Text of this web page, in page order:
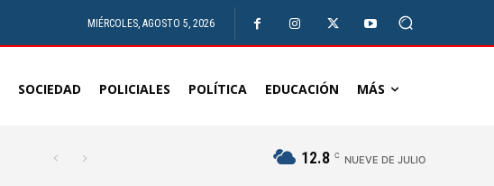
MIÉRCOLES, AGOSTO 5, 2026
SOCIEDAD POLICIALES POLÍTICA EDUCACIÓN MÁS
12.8 C NUEVE DE JULIO